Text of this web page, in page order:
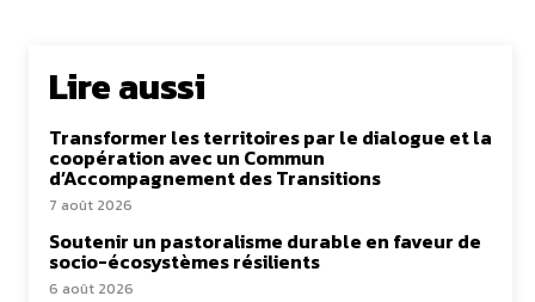
Lire aussi
Transformer les territoires par le dialogue et la
coopération avec un Commun
d’Accompagnement des Transitions
7 août 2026
Soutenir un pastoralisme durable en faveur de
socio-écosystèmes résilients
6 août 2026